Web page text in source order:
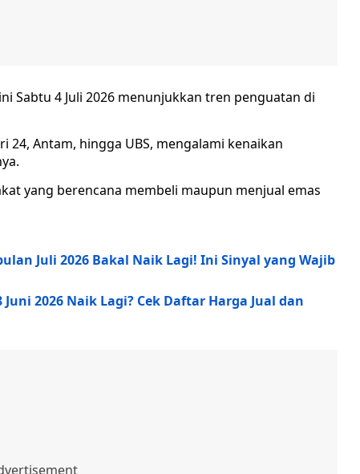
Sabtu 4 Juli 2026 menunjukkan tren penguatan di
Antam, hingga UBS, mengalami kenaikan
yang berencana membeli maupun menjual emas
Juli 2026 Bakal Naik Lagi! Ini Sinyal yang Wajib
2026 Naik Lagi? Cek Daftar Harga Jual dan